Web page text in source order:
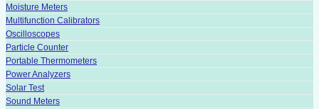
Moisture Meters
Multifunction Calibrators
Oscilloscopes
Particle Counter
Portable Thermometers
Power Analyzers
Solar Test
Sound Meters